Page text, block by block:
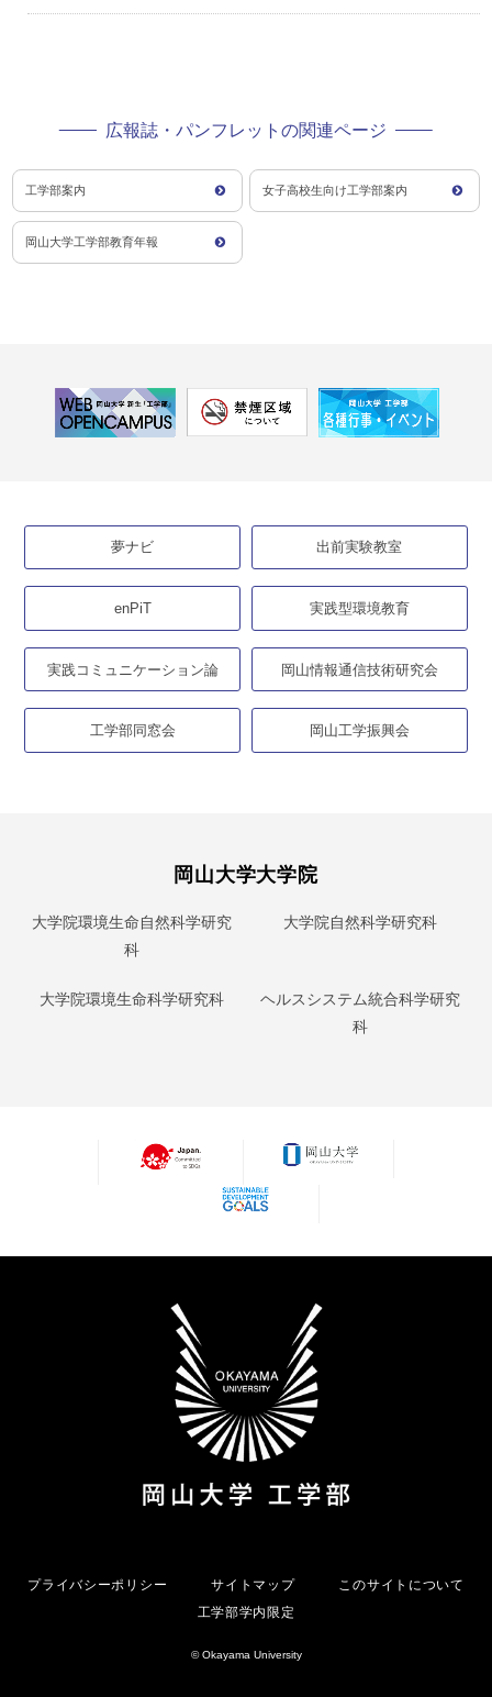
広報誌・パンフレットの関連ページ
工学部案内 女子高校生向け工学部案内
岡山大学工学部教育年報
夢ナビ 出前実験教室
enPiT 実践型環境教育
実践コミュニケーション論 岡山情報通信技術研究会
工学部同窓会 岡山工学振興会
岡山大学大学院
大学院環境生命自然科学研究
科
大学院自然科学研究科
大学院環境生命科学研究科
ヘルスシステム統合科学研究
科
プライバシーポリシー サイトマップ
このサイトについて
工学部学内限定
© Okayama University